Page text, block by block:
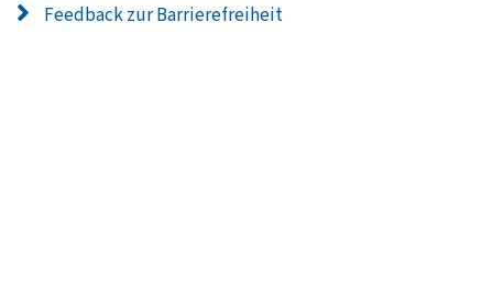
Feedback zur Barrierefreiheit